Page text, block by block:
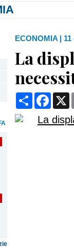
ECONOMIA |
La
Condividi